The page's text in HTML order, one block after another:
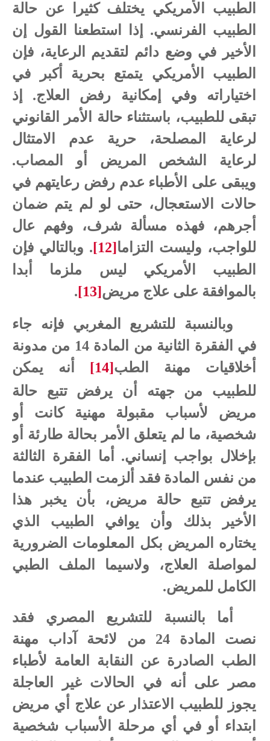
الطبيب
الأمريكي يختلف كثيرا عن حالة
الطبيب
الفرنسي. إذا استطعنا القول
إن
الأخير
في وضع دائم لتقديم الرعاية، فإن
الطبيب
الأمريكي يتمتع بحرية أكبر
في
اختياراته
وفي إمكانية رفض
العلاج. إذ
تبقى للطبيب، باستثناء حالة
الأمر القانوني
لرعاية المصلحة،
حرية عدم
الامتثال
لرعاية الشخص
المريض أو
المصاب.
ويبقى على الأطباء عدم رفض رعايتهم في
حالات
الاستعجال، حتى لو لم يتم ضمان
أجرهم،
فهذه مسألة شرف، وفهم
عال
للواجب، وليست التزاما[12]. وبالتالي فإن
الطبيب
الأمريكي ليس
ملزما أبدا
بالموافقة على علاج مريض[13]
.
وبالنسبة للتشريع المغربي فإنه جاء
في الفقرة الثانية من المادة 14 من مدونة
أخلاقيات مهنة الطب[14] أنه يمكن
للطبيب من جهته أن يرفض تتبع حالة
مريض لأسباب مقبولة مهنية كانت أو
شخصية، ما لم يتعلق الأمر بحالة طارئة أو
بإخلال بواجب إنساني. أما الفقرة الثالثة
من نفس المادة فقد ألزمت الطبيب عندما
يرفض تتبع حالة مريض، بأن يخبر هذا
الأخير بذلك وأن يوافي الطبيب الذي
يختاره المريض بكل المعلومات الضرورية
لمواصلة العلاج، ولاسيما الملف الطبي
الكامل للمريض.
أما بالنسبة للتشريع المصري فقد
نصت المادة 24
من لائحة آداب مهنة
الطب الصادرة عن النقابة العامة لأطباء
مصر على أنه في الحالات غير العاجلة
يجوز للطبيب الاعتذار عن علاج أي مريض
ابتداء أو في أي مرحلة الأسباب شخصية